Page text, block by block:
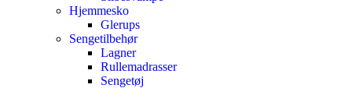
Hjemmesko
Glerups
Sengetilbehør
Lagner
Rullemadrasser
Sengetøj